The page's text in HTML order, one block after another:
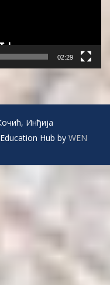
02:29
Инђија
Education Hub by WEN